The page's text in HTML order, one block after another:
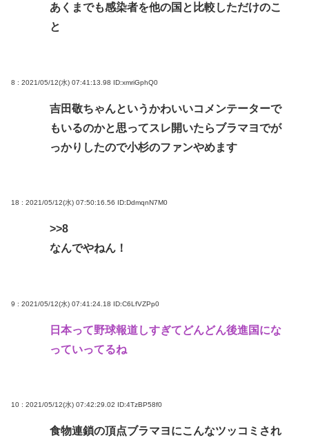
あくまでも感染者を他の国と比較しただけのこ
と
8 : 2021/05/12(水) 07:41:13.98 ID:xmriGphQ0
吉田敬ちゃんというかわいいコメンテーターで
もいるのかと思ってスレ開いたらブラマヨでが
っかりしたので小杉のファンやめます
18 : 2021/05/12(水) 07:50:16.56 ID:DdmqnN7M0
>>8
なんでやねん！
9 : 2021/05/12(水) 07:41:24.18 ID:C6LfVZPp0
日本って野球報道しすぎてどんどん後進国にな
っていってるね
10 : 2021/05/12(水) 07:42:29.02 ID:4TzBP58f0
食物連鎖の頂点ブラマヨにこんなツッコミされ